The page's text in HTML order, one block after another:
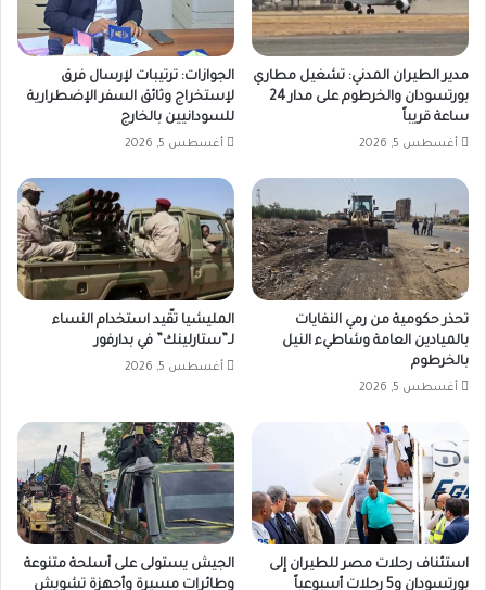
مدير الطيران المدني: تشغيل مطاري
بورتسودان والخرطوم على مدار 24
ساعة قريباً
أغسطس 5, 2026
الجوازات: ترتيبات لإرسال فرق
لإستخراج وثائق السفر الإضطرارية
للسودانيين بالخارج
أغسطس 5, 2026
تحذر حكومية من رمي النفايات
بالميادين العامة وشاطيء النيل
بالخرطوم
أغسطس 5, 2026
المليشيا تقّيد استخدام النساء
لـ”ستارلينك” في بدارفور
أغسطس 5, 2026
استئناف رحلات مصر للطيران إلى
بورتسودان و5 رحلات أسبوعياً
الجيش يستولى على أسلحة متنوعة
وطائرات مسيرة وأجهزة تشويش